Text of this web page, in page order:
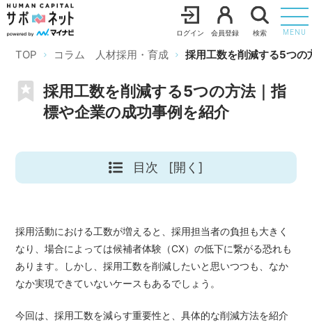
ログイン 会員登録 検索 MENU
TOP コラム 人材採用・育成 採用工数を削減する5つの
採用工数を削減する5つの方法｜指
標や企業の成功事例を紹介
目次 [開く]
採用活動における工数が増えると、採用担当者の負担も大きく
なり、場合によっては候補者体験（CX）の低下に繋がる恐れも
あります。しかし、採用工数を削減したいと思いつつも、なか
なか実現できていないケースもあるでしょう。
今回は、採用工数を減らす重要性と、具体的な削減方法を紹介